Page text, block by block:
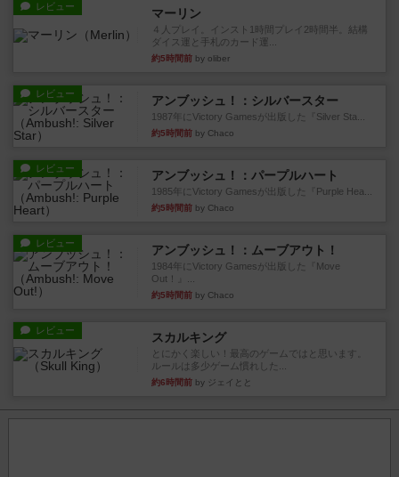
レビュー マーリン
４人プレイ。インスト1時間プレイ2時間半。結構
ダイス運と手札のカード運...
約5時間前 by oliber
レビュー アンブッシュ！：シルバースター
1987年にVictory Gamesが出版した『Silver Sta...
約5時間前 by Chaco
レビュー アンブッシュ！：パープルハート
1985年にVictory Gamesが出版した『Purple Hea...
約5時間前 by Chaco
レビュー アンブッシュ！：ムーブアウト！
1984年にVictory Gamesが出版した『Move
Out！』...
約5時間前 by Chaco
レビュー スカルキング
とにかく楽しい！最高のゲームではと思います。
ルールは多少ゲーム慣れした...
約6時間前 by ジェイとと